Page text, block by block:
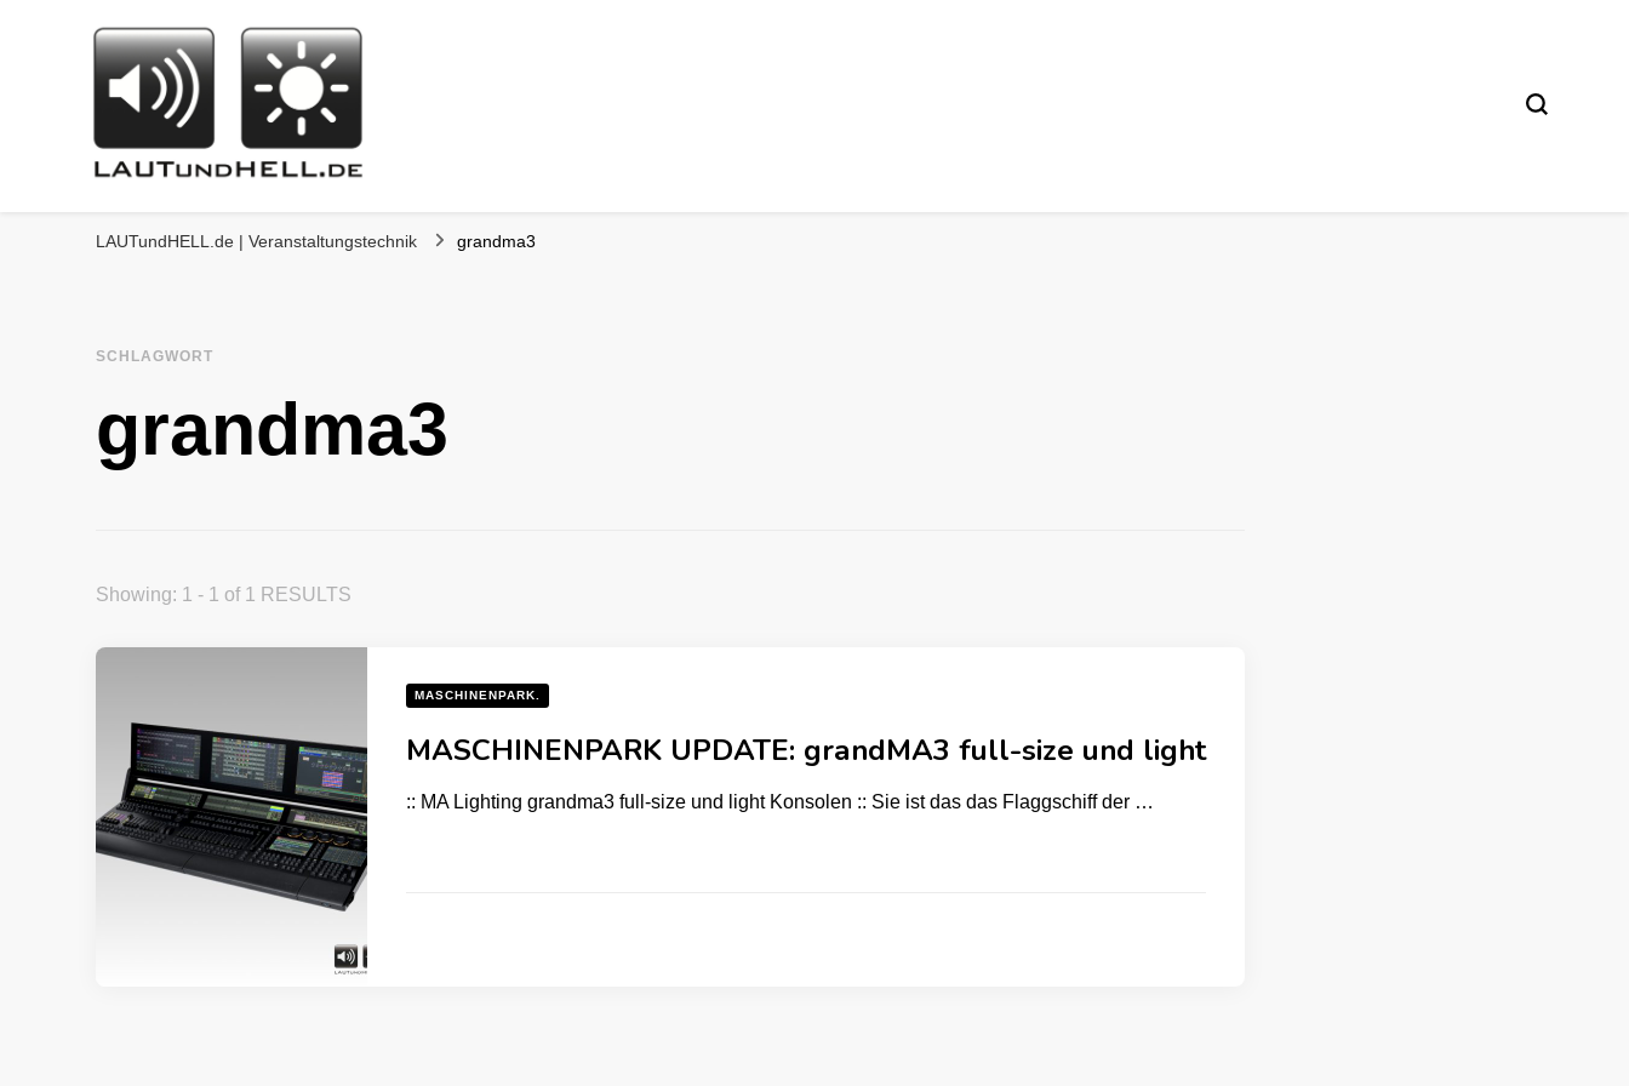
LAUTundHELL.de | Veranstaltungstechnik grandma3
SCHLAGWORT
grandma3
Showing: 1 - 1 of 1 RESULTS
MASCHINENPARK.
MASCHINENPARK UPDATE: grandMA3 full-size und light
:: MA Lighting grandma3 full-size und light Konsolen :: Sie ist das das Flaggschiff der …